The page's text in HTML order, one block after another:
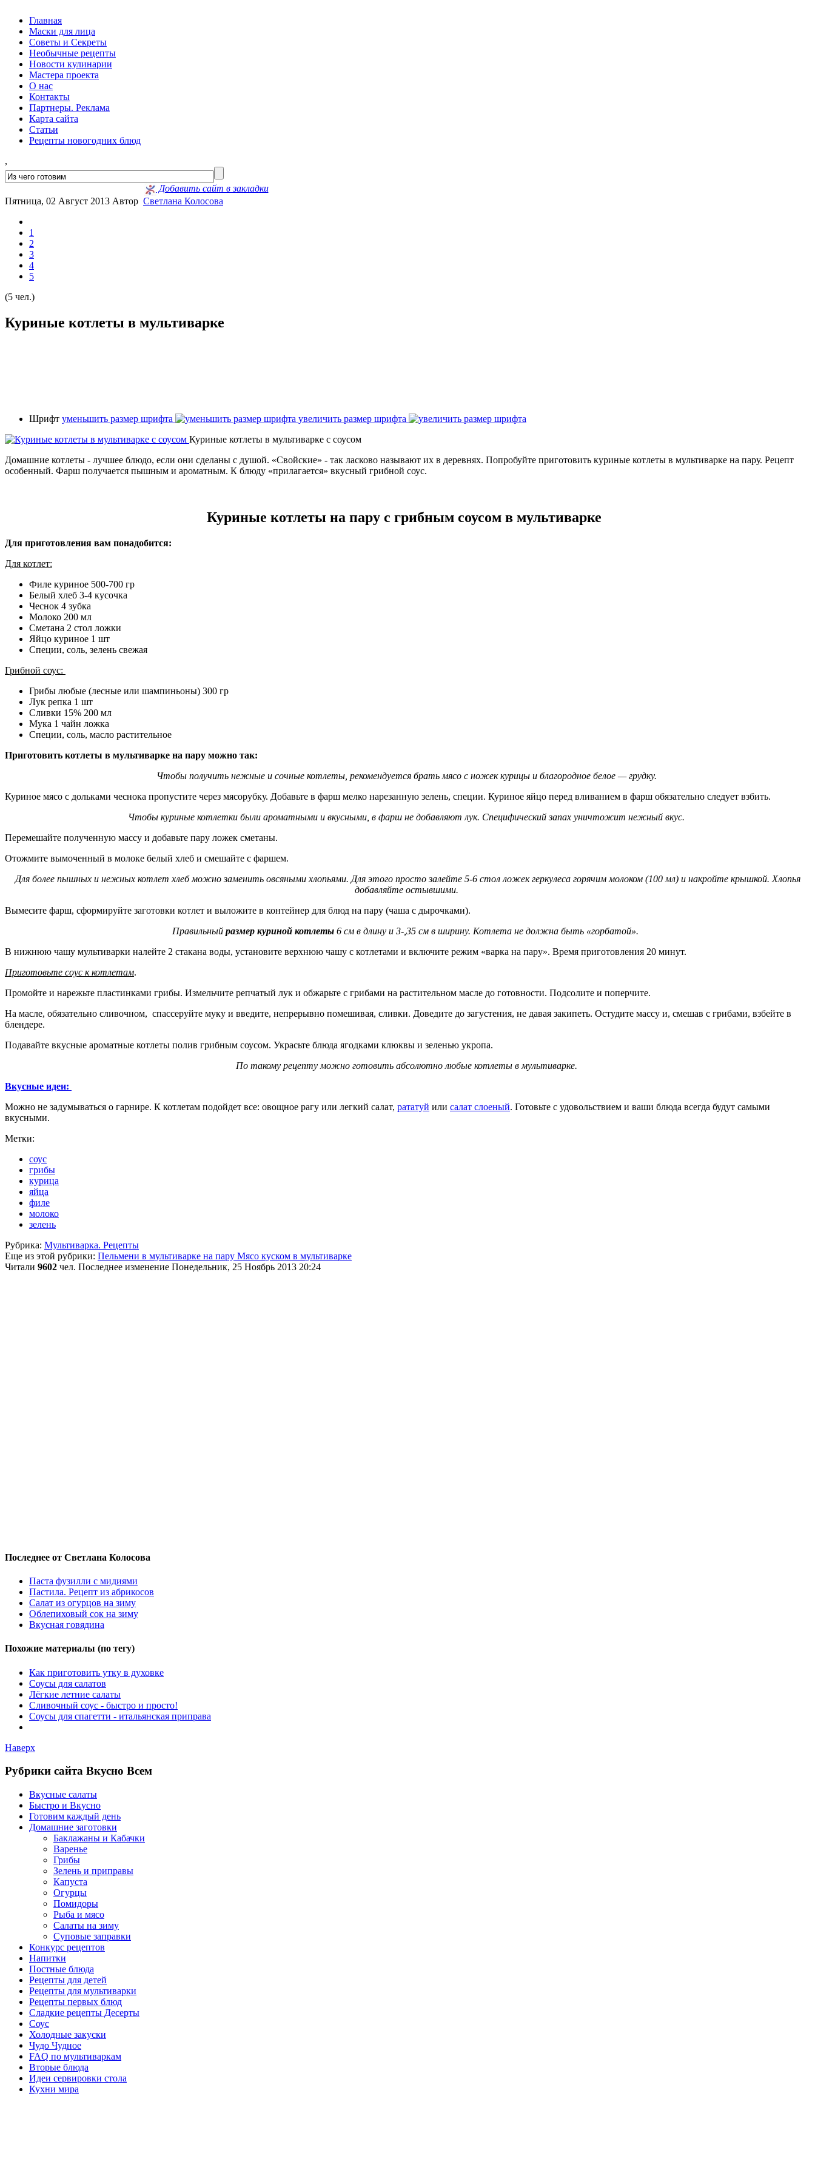
Главная
Маски для лица
Советы и Секреты
Необычные рецепты
Новости кулинарии
Мастера проекта
О нас
Контакты
Партнеры. Реклама
Карта сайта
Статьи
Рецепты новогодних блюд
,
Добавить сайт в закладки
Пятница, 02 Август 2013 Автор Светлана Колосова
1
2
3
4
5
(5 чел.)
Куриные котлеты в мультиварке
Шрифт уменьшить размер шрифта
увеличить размер шрифта
Куриные котлеты в мультиварке с соусом
Домашние котлеты - лучшее блюдо, если они сделаны с душой. «Свойские» - так ласково называют их в деревнях. Попробуйте приготовить куриные котлеты в мультиварке на пару. Рецепт
особенный. Фарш получается пышным и ароматным. К блюду «прилагается» вкусный грибной соус.
Куриные котлеты на пару с грибным соусом в мультиварке
Для приготовления вам понадобится:
Для котлет:
Филе куриное 500-700 гр
Белый хлеб 3-4 кусочка
Чеснок 4 зубка
Молоко 200 мл
Сметана 2 стол ложки
Яйцо куриное 1 шт
Специи, соль, зелень свежая
Грибной соус:
Грибы любые (лесные или шампиньоны) 300 гр
Лук репка 1 шт
Сливки 15% 200 мл
Мука 1 чайн ложка
Специи, соль, масло растительное
Приготовить котлеты в мультиварке на пару можно так:
Чтобы получить нежные и сочные котлеты, рекомендуется брать мясо с ножек курицы и благородное белое — грудку.
Куриное мясо с дольками чеснока пропустите через мясорубку. Добавьте в фарш мелко нарезанную зелень, специи. Куриное яйцо перед вливанием в фарш обязательно следует взбить.
Чтобы куриные котлетки были ароматными и вкусными, в фарш не добавляют лук. Специфический запах уничтожит нежный вкус.
Перемешайте полученную массу и добавьте пару ложек сметаны.
Отожмите вымоченный в молоке белый хлеб и смешайте с фаршем.
Для более пышных и нежных котлет хлеб можно заменить овсяными хлопьями. Для этого просто залейте 5-6 стол ложек геркулеса горячим молоком (100 мл) и накройте крышкой. Хлопья
добавляйте остывшими.
Вымесите фарш, сформируйте заготовки котлет и выложите в контейнер для блюд на пару (чаша с дырочками).
Правильный размер куриной котлеты6 см в длину и 3-,35 см в ширину. Котлета не должна быть «горбатой».
В нижнюю чашу мультиварки налейте 2 стакана воды, установите верхнюю чашу с котлетами и включите режим «варка на пару». Время приготовления 20 минут.
Приготовьте соус к котлетам.
Промойте и нарежьте пластинками грибы. Измельчите репчатый лук и обжарьте с грибами на растительном масле до готовности. Подсолите и поперчите.
На масле, обязательно сливочном, спассеруйте муку и введите, непрерывно помешивая, сливки. Доведите до загустения, не давая закипеть. Остудите массу и, смешав с грибами, взбейте в
блендере.
Подавайте вкусные ароматные котлеты полив грибным соусом. Украсьте блюда ягодками клюквы и зеленью укропа.
По такому рецепту можно готовить абсолютно любые котлеты в мультиварке.
Вкусные идеи:
Можно не задумываться о гарнире. К котлетам подойдет все: овощное рагу или легкий салат, рататуй или салат слоеный. Готовьте с удовольствием и ваши блюда всегда будут самыми
вкусными.
Метки:
соус
грибы
курица
яйца
филе
молоко
зелень
Рубрика: Мультиварка. Рецепты
Еще из этой рубрики: Пельмени в мультиварке на пару Мясо куском в мультиварке
Читали 9602 чел. Последнее изменение Понедельник, 25 Ноябрь 2013 20:24
Последнее от Светлана Колосова
Паста фузилли с мидиями
Пастила. Рецепт из абрикосов
Салат из огурцов на зиму
Облепиховый сок на зиму
Вкусная говядина
Похожие материалы (по тегу)
Как приготовить утку в духовке
Соусы для салатов
Лёгкие летние салаты
Сливочный соус - быстро и просто!
Соусы для спагетти - итальянская приправа
Наверх
Рубрики сайта Вкусно Всем
Вкусные салаты
Быстро и Вкусно
Готовим каждый день
Домашние заготовки
Баклажаны и Кабачки
Варенье
Грибы
Зелень и приправы
Капуста
Огурцы
Помидоры
Рыба и мясо
Салаты на зиму
Суповые заправки
Конкурс рецептов
Напитки
Постные блюда
Рецепты для детей
Рецепты для мультиварки
Рецепты первых блюд
Сладкие рецепты Десерты
Соус
Холодные закуски
Чудо Чудное
FAQ по мультиваркам
Вторые блюда
Идеи сервировки стола
Кухни мира